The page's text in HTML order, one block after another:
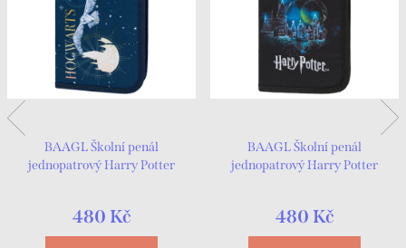
BAAGL Školní penál
jednopatrový Harry Potter
480 Kč
BAAGL Školní penál
jednopatrový Harry Potter
480 Kč